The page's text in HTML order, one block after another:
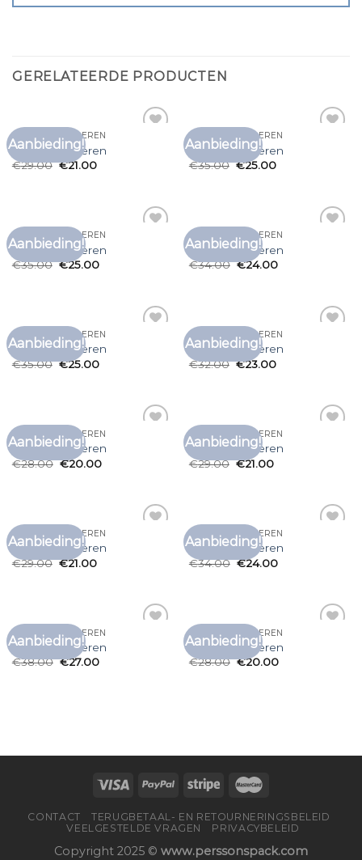
GERELATEERDE PRODUCTEN
Aanbieding!
GEEL T SHIRT HEREN
geel t shirt heren
€29.00 €21.00
Aanbieding!
GEEL T SHIRT HEREN
geel t shirt heren
€35.00 €25.00
Aanbieding!
GEEL T SHIRT HEREN
geel t shirt heren
€35.00 €25.00
Aanbieding!
GEEL T SHIRT HEREN
geel t shirt heren
€34.00 €24.00
Aanbieding!
GEEL T SHIRT HEREN
geel t shirt heren
€35.00 €25.00
Aanbieding!
GEEL T SHIRT HEREN
geel t shirt heren
€32.00 €23.00
Aanbieding!
GEEL T SHIRT HEREN
geel t shirt heren
€28.00 €20.00
Aanbieding!
GEEL T SHIRT HEREN
geel t shirt heren
€29.00 €21.00
Aanbieding!
GEEL T SHIRT HEREN
geel t shirt heren
€29.00 €21.00
Aanbieding!
GEEL T SHIRT HEREN
geel t shirt heren
€34.00 €24.00
Aanbieding!
GEEL T SHIRT HEREN
geel t shirt heren
€38.00 €27.00
Aanbieding!
GEEL T SHIRT HEREN
geel t shirt heren
€28.00 €20.00
CONTACT
TERUGBETAAL- EN RETOURNERINGSBELEID
VEELGESTELDE VRAGEN
PRIVACYBELEID
Copyright 2025 © www.perssonspack.com